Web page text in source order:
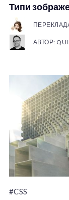
Типи
АВТОР:
#CSS